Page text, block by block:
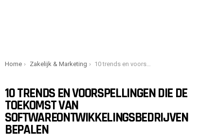
You are here:
Home Zakelijk & Marketing 10 trends en voorspellingen die de toekomst van softwareontwikkelingsbedrijven bepalen
10 TRENDS EN VOORSPELLINGEN DIE DE
TOEKOMST VAN
SOFTWAREONTWIKKELINGSBEDRIJVEN
BEPALEN